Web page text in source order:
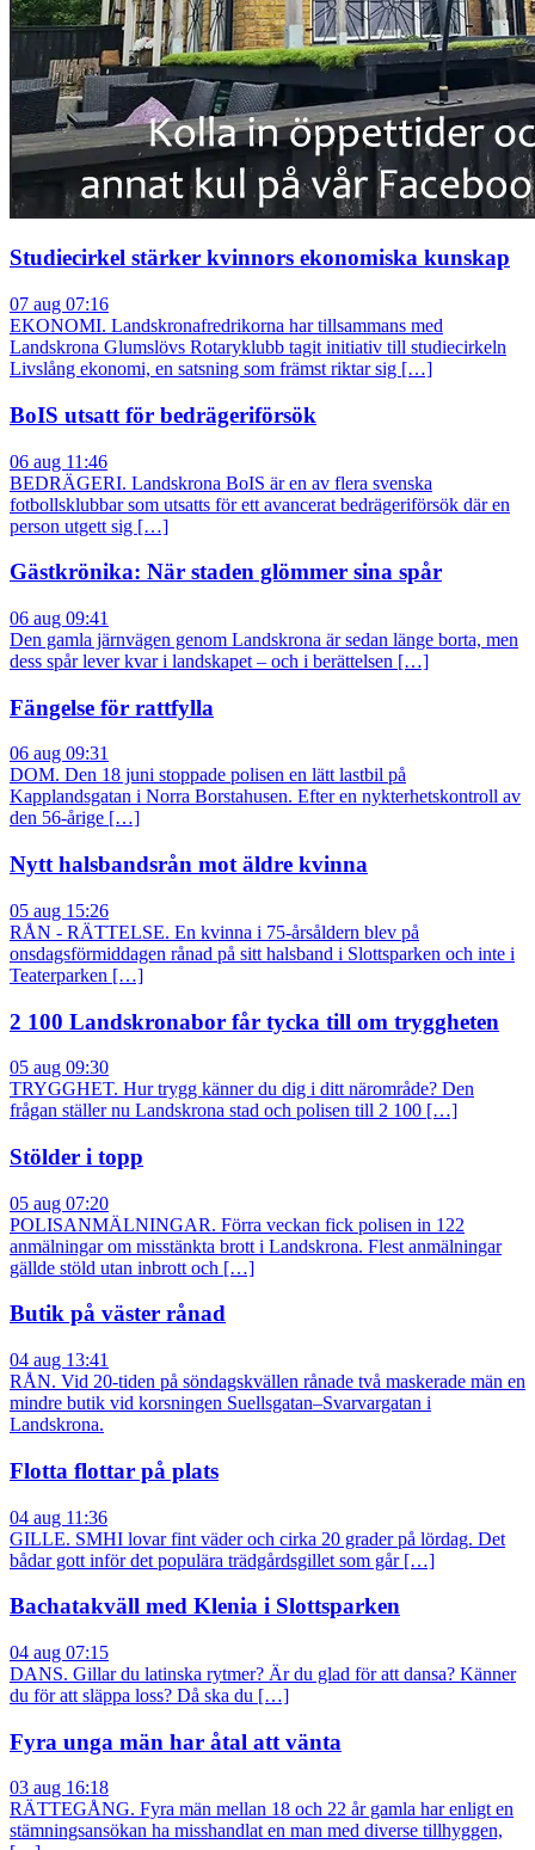
Studiecirkel stärker kvinnors ekonomiska kunskap
07 aug 07:16
EKONOMI. Landskronafredrikorna har tillsammans med
Landskrona Glumslövs Rotaryklubb tagit initiativ till studiecirkeln
Livslång ekonomi, en satsning som främst riktar sig […]
BoIS utsatt för bedrägeriförsök
06 aug 11:46
BEDRÄGERI. Landskrona BoIS är en av flera svenska
fotbollsklubbar som utsatts för ett avancerat bedrägeriförsök där en
person utgett sig […]
Gästkrönika: När staden glömmer sina spår
06 aug 09:41
Den gamla järnvägen genom Landskrona är sedan länge borta, men
dess spår lever kvar i landskapet – och i berättelsen […]
Fängelse för rattfylla
06 aug 09:31
DOM. Den 18 juni stoppade polisen en lätt lastbil på
Kapplandsgatan i Norra Borstahusen. Efter en nykterhetskontroll av
den 56-årige […]
Nytt halsbandsrån mot äldre kvinna
05 aug 15:26
RÅN - RÄTTELSE. En kvinna i 75-årsåldern blev på
onsdagsförmiddagen rånad på sitt halsband i Slottsparken och inte i
Teaterparken […]
2 100 Landskronabor får tycka till om tryggheten
05 aug 09:30
TRYGGHET. Hur trygg känner du dig i ditt närområde? Den
frågan ställer nu Landskrona stad och polisen till 2 100 […]
Stölder i topp
05 aug 07:20
POLISANMÄLNINGAR. Förra veckan fick polisen in 122
anmälningar om misstänkta brott i Landskrona. Flest anmälningar
gällde stöld utan inbrott och […]
Butik på väster rånad
04 aug 13:41
RÅN. Vid 20-tiden på söndagskvällen rånade två maskerade män en
mindre butik vid korsningen Suellsgatan–Svarvargatan i
Landskrona.
Flotta flottar på plats
04 aug 11:36
GILLE. SMHI lovar fint väder och cirka 20 grader på lördag. Det
bådar gott inför det populära trädgårdsgillet som går […]
Bachatakväll med Klenia i Slottsparken
04 aug 07:15
DANS. Gillar du latinska rytmer? Är du glad för att dansa? Känner
du för att släppa loss? Då ska du […]
Fyra unga män har åtal att vänta
03 aug 16:18
RÄTTEGÅNG. Fyra män mellan 18 och 22 år gamla har enligt en
stämningsansökan ha misshandlat en man med diverse tillhyggen,